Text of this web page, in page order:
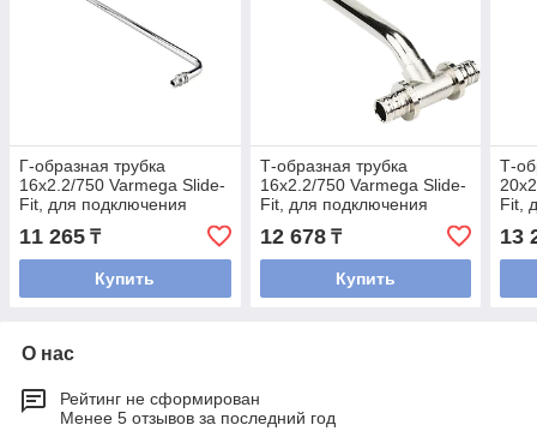
Г-образная трубка
16х2.2/750 Varmega Slide-
Fit, для подключения
радиатора
11 265 ₸
Купить
Т-образная трубка
16х2.2/750 Varmega Slide-
Fit, для подключения
радиатора
12 678₸
Купить
Т-
Fit,
13
О нас
Рейтинг не сформирован
Менее 5 отзывов за последний год